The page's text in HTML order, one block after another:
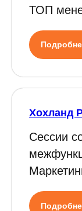
ТОП
Хохланд
Сессии